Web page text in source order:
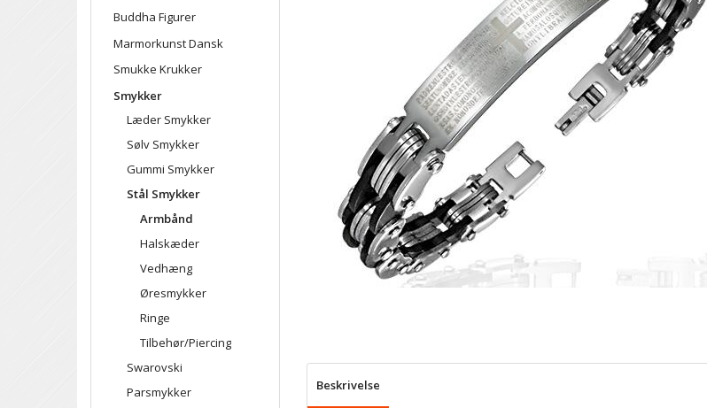
Buddha Figurer
Marmorkunst Dansk
Smukke Krukker
Smykker
Læder Smykker
Sølv Smykker
Gummi Smykker
Stål Smykker
Armbånd
Halskæder
Vedhæng
Øresmykker
Ringe
Tilbehør/Piercing
Swarovski
Parsmykker
Beskrivelse